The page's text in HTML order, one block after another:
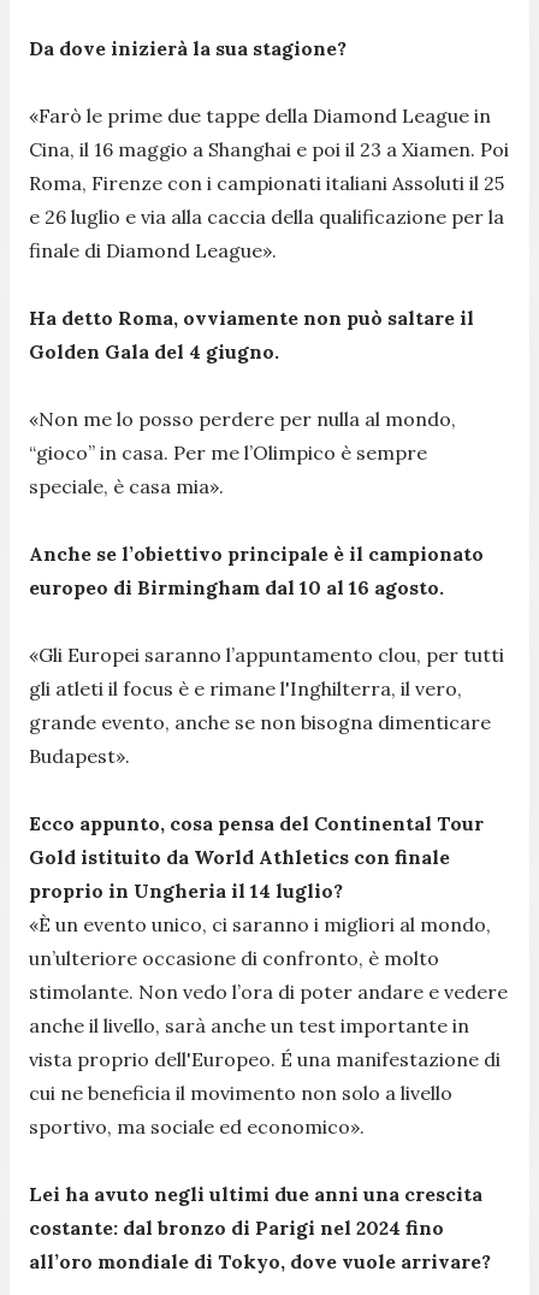
Da dove inizierà la sua stagione?
«Farò le prime due tappe della Diamond League in
Cina, il 16 maggio a Shanghai e poi il 23 a Xiamen. Poi
Roma, Firenze con i campionati italiani Assoluti il 25
e 26 luglio e via alla caccia della qualificazione per la
finale di Diamond League».
Ha detto Roma, ovviamente non può saltare il
Golden Gala del 4 giugno.
«Non me lo posso perdere per nulla al mondo,
“gioco” in casa. Per me l’Olimpico è sempre
speciale, è casa mia».
Anche se l’obiettivo principale è il campionato
europeo di Birmingham dal 10 al 16 agosto.
«Gli Europei saranno l’appuntamento clou, per tutti
gli atleti il focus è e rimane l'Inghilterra, il vero,
grande evento, anche se non bisogna dimenticare
Budapest».
Ecco appunto, cosa pensa del Continental Tour
Gold istituito da World Athletics con finale
proprio in Ungheria il 14 luglio?
«È un evento unico, ci saranno i migliori al mondo,
un’ulteriore occasione di confronto, è molto
stimolante. Non vedo l’ora di poter andare e vedere
anche il livello, sarà anche un test importante in
vista proprio dell'Europeo. É una manifestazione di
cui ne beneficia il movimento non solo a livello
sportivo, ma sociale ed economico».
Lei ha avuto negli ultimi due anni una crescita
costante: dal bronzo di Parigi nel 2024 fino
all’oro mondiale di Tokyo, dove vuole arrivare?